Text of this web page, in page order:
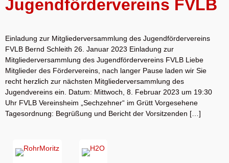
Jugendfördervereins FVLB
Einladung zur Mitgliederversammlung des Jugendfördervereins
FVLB Bernd Schleith 26. Januar 2023 Einladung zur
Mitgliederversammlung des Jugendfördervereins FVLB Liebe
Mitglieder des Fördervereins, nach langer Pause laden wir Sie
recht herzlich zur nächsten Mitgliederversammlung des
Jugendvereins ein. Datum: Mittwoch, 8. Februar 2023 um 19:30
Uhr FVLB Vereinsheim „Sechzehner“ im Grütt Vorgesehene
Tagesordnung: Begrüßung und Bericht der Vorsitzenden […]